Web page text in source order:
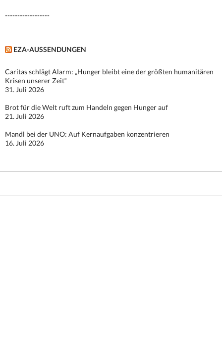
------------------
EZA-AUSSENDUNGEN
Caritas schlägt Alarm: „Hunger bleibt eine der größten humanitären
Krisen unserer Zeit“
31. Juli 2026
Brot für die Welt ruft zum Handeln gegen Hunger auf
21. Juli 2026
Mandl bei der UNO: Auf Kernaufgaben konzentrieren
16. Juli 2026